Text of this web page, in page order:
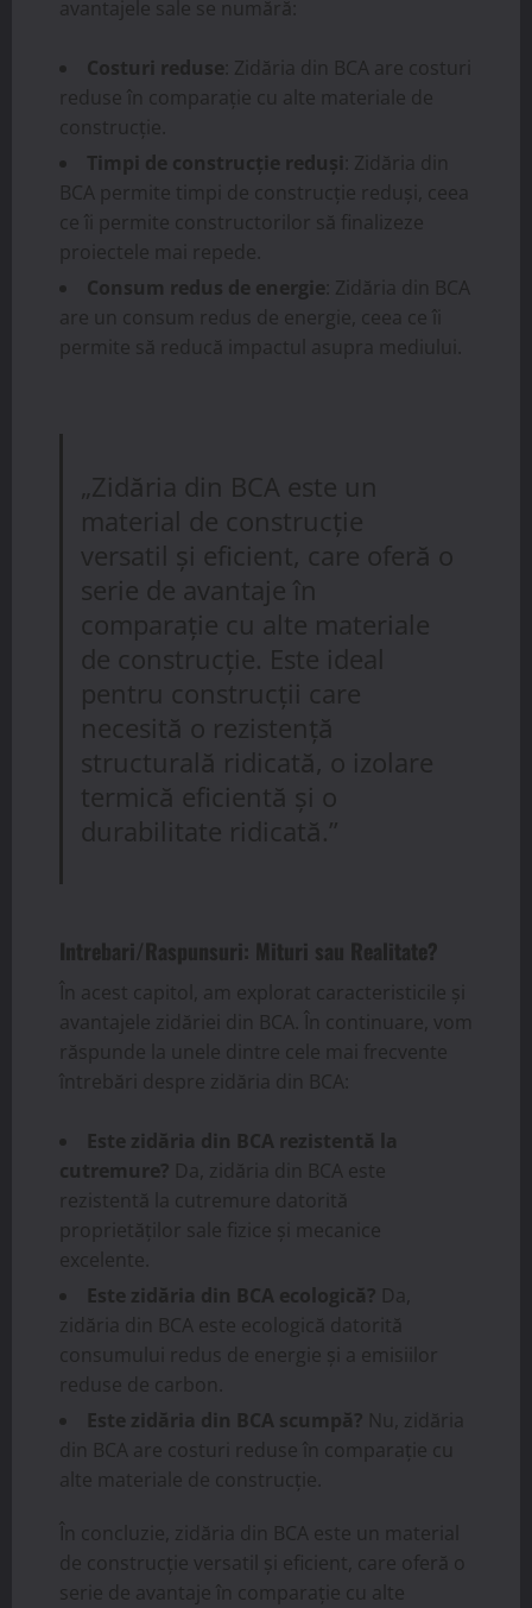
avantajele sale se numără:
Costuri reduse : Zidăria din BCA are costuri
reduse în comparație cu alte materiale de
construcție.
Timpi de construcție reduși : Zidăria din
BCA permite timpi de construcție reduși, ceea
ce îi permite constructorilor să finalizeze
proiectele mai repede.
Consum redus de energie : Zidăria din BCA
are un consum redus de energie, ceea ce îi
permite să reducă impactul asupra mediului.
„Zidăria din BCA este un
material de construcție
versatil și eficient, care oferă o
serie de avantaje în
comparație cu alte materiale
de construcție. Este ideal
pentru construcții care
necesită o rezistență
structurală ridicată, o izolare
termică eficientă și o
durabilitate ridicată.”
Intrebari/Raspunsuri: Mituri sau Realitate?
În acest capitol, am explorat caracteristicile și
avantajele zidăriei din BCA. În continuare, vom
răspunde la unele dintre cele mai frecvente
întrebări despre zidăria din BCA:
Este zidăria din BCA rezistentă la
cutremure? Da, zidăria din BCA este
rezistentă la cutremure datorită
proprietăților sale fizice și mecanice
excelente.
Este zidăria din BCA ecologică? Da,
zidăria din BCA este ecologică datorită
consumului redus de energie și a emisiilor
reduse de carbon.
Este zidăria din BCA scumpă? Nu, zidăria
din BCA are costuri reduse în comparație cu
alte materiale de construcție.
În concluzie, zidăria din BCA este un material
de construcție versatil și eficient, care oferă o
serie de avantaje în comparație cu alte